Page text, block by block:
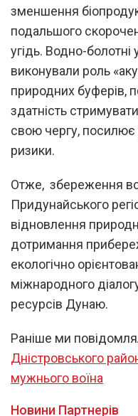
зменшення
подальшого
угідь. Водно-болотні
виконували роль
природних буферів,
здатність
свою чергу, посилює
ризики.
Отже, збереження
Придунайського
відновлення
дотримання
екологічно
міжнародного
ресурсів Дунаю.
Раніше ми
Дністровського
мужнього воїна